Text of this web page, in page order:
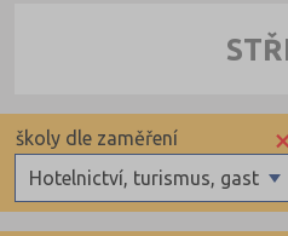
Hotelnictví, turismus,
školy dle zaměření